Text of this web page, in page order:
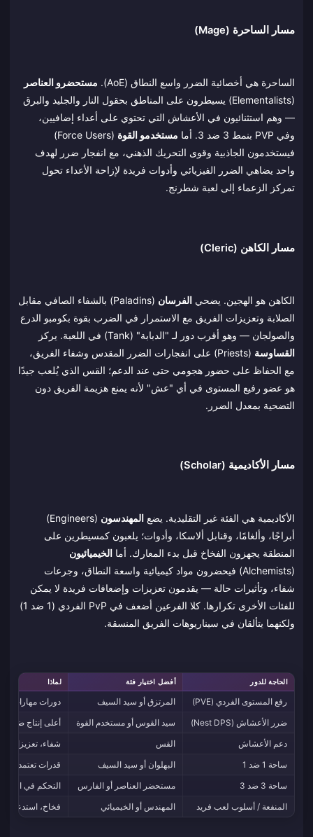
مسار الساحرة (Mage)
الساحرة هي أخصائية الضرر واسع النطاق (AoE).
مستحضرو العناصر
(Elementalists) يسيطرون على المناطق بحقول النار والجليد والبرق
— وهم استثنائيون في الأعشاش التي تحتوي على أعداء إضافيين،
وفي PVP بنمط 3 ضد 3. أما
مستخدمو القوة
(Force Users)
فيستخدمون الجاذبية وقوى التحريك الذهني، مع انفجار ضرر لهدف
واحد يضاهي الضرر الفيزيائي وأدوات فريدة لإزاحة الأعداء تحول
تمركز الزعماء إلى لعبة شطرنج.
مسار الكاهن (Cleric)
الكاهن هو الهجين. يضحي الفرسان
(Paladins) بالشفاء الصافي مقابل
الصلابة وتعزيزات الفريق مع الاستمرار في الضرب بقوة بكومبو الدرع
والصولجان — وهو أقرب دور لـ "الدبابة" (Tank) في اللعبة. يركز
القساوسة
(Priests) على انفجارات الضرر المقدس وشفاء الفريق،
مع الحفاظ على حضور هجومي حتى عند الدعم؛ القس الذي يُلعب جيدًا
هو عضو رفيع المستوى في أي "عش" لأنه يمنع هزيمة الفريق دون
التضحية بمعدل الضرر.
مسار الأكاديمية (Scholar)
الأكاديمية هي الفئة غير التقليدية. يضع المهندسون
(Engineers)
أبراجًا، وألغامًا، وقنابل ألاسكا، وأدوات؛ يلعبون كمسيطرين على
المنطقة يجهزون الفخاخ قبل بدء المعارك. أما الخيميائيون
(Alchemists) فيحضرون مواد كيميائية واسعة النطاق، وجرعات
شفاء، وتأثيرات حالة — يقدمون تعزيزات وإضعافات فريدة لا يمكن
للفئات الأخرى تكرارها. كلا الفرعين أضعف في PvP الفردي (1 ضد 1)
ولكنهما يتألقان في سيناريوهات الفريق المنسقة.
الحاجة للدور أفضل اختيار فئة لماذا
رفع المستوى الفردي (PVE) المرتزق أو سيد السيف
دورات مهارات
ضرر الأعشاش (Nest DPS)
سيد القوس أو مستخدم القوة
أعلى إنتاج ضرر
دعم الأعشاش
القس
شفاء، تعزيزات
ساحة 1 ضد 1
البهلوان أو سيد السيف
قدرات تعتمد على
ساحة 3 ضد 3
مستحضر العناصر أو الفارس
التحكم في
المنفعة / أسلوب لعب فريد
المهندس أو الخيميائي فخاخ،